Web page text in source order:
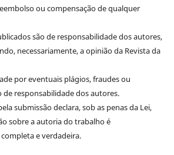
ou compensação de qualquer
são de responsabilidade dos autores,
necessariamente, a opinião da Revista da
por eventuais plágios, fraudes ou
de responsabilidade dos autores.
submissão declara, sob as penas da Lei,
sobre a autoria do trabalho é
e verdadeira.